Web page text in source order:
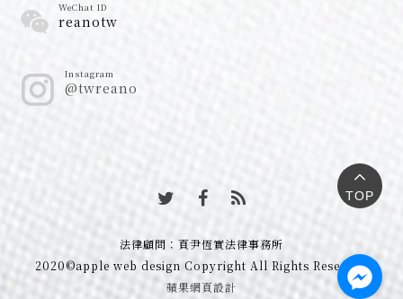
TOP
WeChat ID
reanotw
Instagram
@twreano
法律顧問：頁尹恆實法律事務所
2020©apple web design Copyright All Rights Reserved
蘋果網頁設計